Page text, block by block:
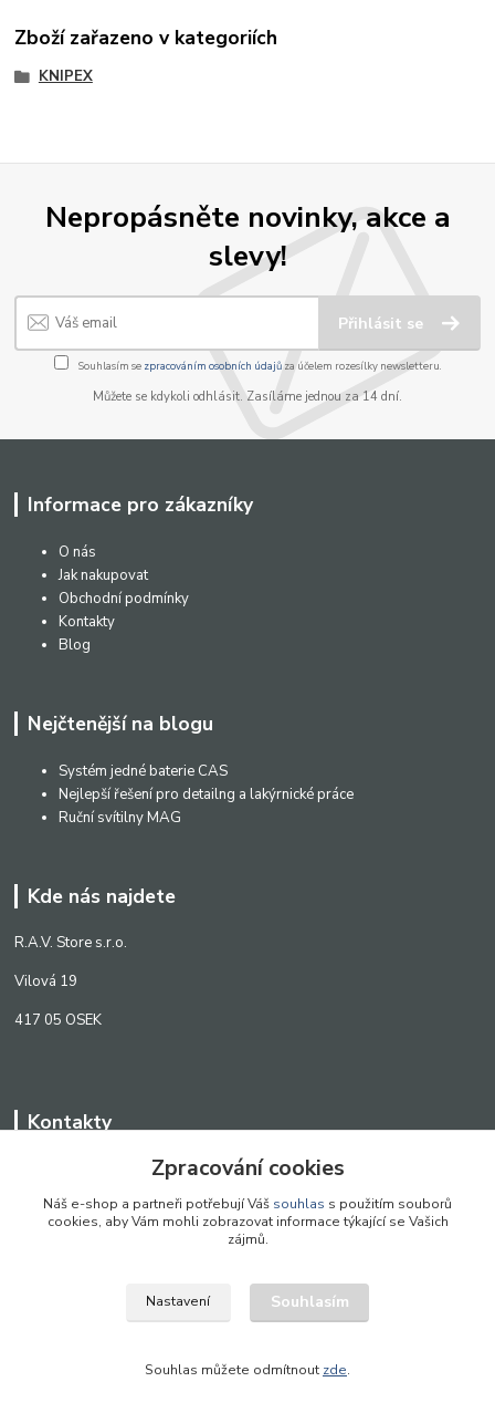
Zboží zařazeno v kategoriích
KNIPEX
Nepropásněte novinky, akce a
slevy!
Přihlásit se
Souhlasím se zpracováním osobních údajůza účelem rozesílky newsletteru.
Můžete se kdykoli odhlásit. Zasíláme jednou za 14 dní.
Informace pro zákazníky
O nás
Jak nakupovat
Obchodní podmínky
Kontakty
Blog
Nejčtenější na blogu
Systém jedné baterie CAS
Nejlepší řešení pro detailng a lakýrnické práce
Ruční svítilny MAG
Kde nás najdete
R.A.V. Store s.r.o.
Vilová 19
417 05 OSEK
Kontakty
+420 776 242 909
WWW.SCANLED.CZ 2022
Zpracování cookies
Náš e-shop a partneři potřebují Váš souhlas s použitím souborů
cookies, aby Vám mohli zobrazovat informace týkající se Vašich
zájmů.
Nastavení Souhlasím
Souhlas můžete odmítnout zde.